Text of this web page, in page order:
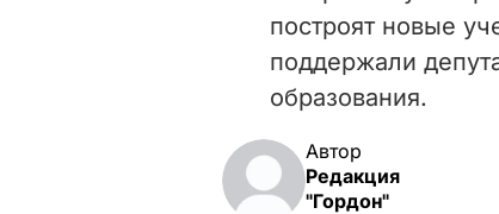
построят новые
поддержали
образования.
Автор
Редакция
"Гордон"